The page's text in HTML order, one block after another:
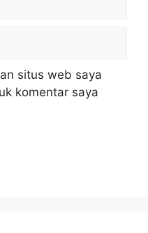
situs web saya
komentar saya